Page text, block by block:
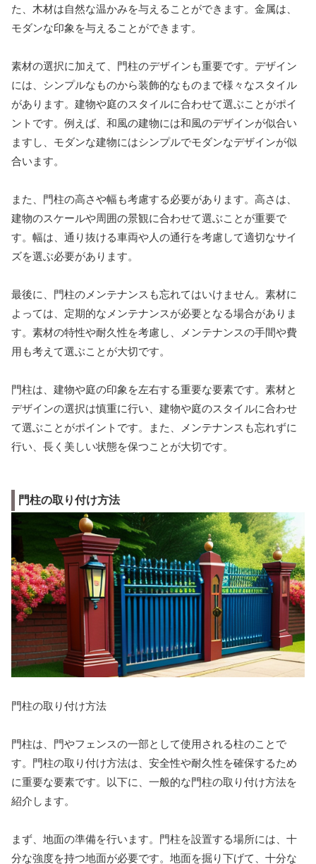
た、木材は自然な温かみを与えることができます。金属は、
モダンな印象を与えることができます。
素材の選択に加えて、門柱のデザインも重要です。デザイン
には、シンプルなものから装飾的なものまで様々なスタイル
があります。建物や庭のスタイルに合わせて選ぶことがポイ
ントです。例えば、和風の建物には和風のデザインが似合い
ますし、モダンな建物にはシンプルでモダンなデザインが似
合います。
また、門柱の高さや幅も考慮する必要があります。高さは、
建物のスケールや周囲の景観に合わせて選ぶことが重要で
す。幅は、通り抜ける車両や人の通行を考慮して適切なサイ
ズを選ぶ必要があります。
最後に、門柱のメンテナンスも忘れてはいけません。素材に
よっては、定期的なメンテナンスが必要となる場合がありま
す。素材の特性や耐久性を考慮し、メンテナンスの手間や費
用も考えて選ぶことが大切です。
門柱は、建物や庭の印象を左右する重要な要素です。素材と
デザインの選択は慎重に行い、建物や庭のスタイルに合わせ
て選ぶことがポイントです。また、メンテナンスも忘れずに
行い、長く美しい状態を保つことが大切です。
門柱の取り付け方法
門柱の取り付け方法
門柱は、門やフェンスの一部として使用される柱のことで
す。門柱の取り付け方法は、安全性や耐久性を確保するため
に重要な要素です。以下に、一般的な門柱の取り付け方法を
紹介します。
まず、地面の準備を行います。門柱を設置する場所には、十
分な強度を持つ地面が必要です。地面を掘り下げて、十分な